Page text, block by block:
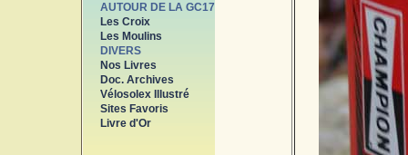
AUTOUR DE LA GC17
Les Croix
Les Moulins
DIVERS
Nos Livres
Doc. Archives
Vélosolex Illustré
Sites Favoris
Livre d'Or